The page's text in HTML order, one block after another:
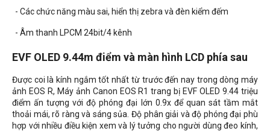
- Các chức năng màu sai, hiển thị zebra và đèn kiểm đếm
- Âm thanh LPCM 24bit/4 kênh
EVF OLED 9.44m điểm và màn hình LCD phía sau
Được coi là kính ngắm tốt nhất từ ​​trước đến nay trong dòng máy
ảnh EOS R, Máy ảnh Canon EOS R1 trang bị EVF OLED 9.44 triệu
điểm ấn tượng với độ phóng đại lớn 0.9x để quan sát tầm mắt
thoải mái, rõ ràng và sáng sủa. Độ phân giải và độ phóng đại phù
hợp với nhiều điều kiện xem và lý tưởng cho người dùng đeo kính,